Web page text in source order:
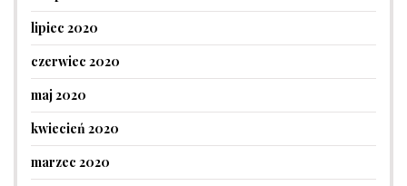
lipiec 2020
czerwiec 2020
maj 2020
kwiecień 2020
marzec 2020